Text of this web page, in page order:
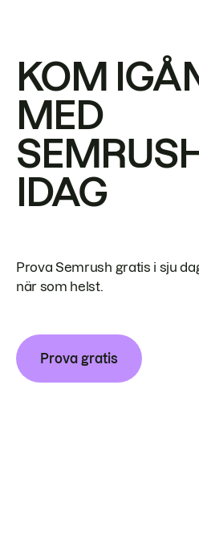
KOM
MED
IDAG
Prova Semrush gratis i sju
när som helst.
Prova gratis